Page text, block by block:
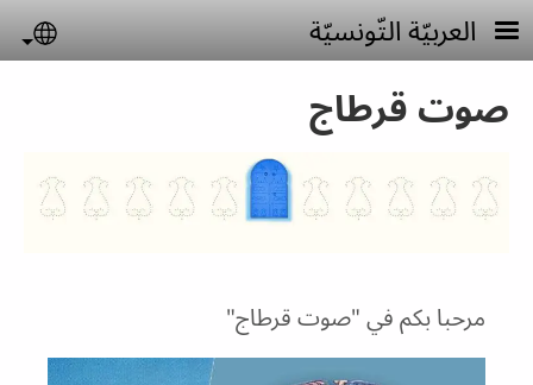
تجاوز إلى المحتوى الرئيسي
العربيّة التّونسيّة
صوت قرطاج
مرحبا بكم في "صوت قرطاج"